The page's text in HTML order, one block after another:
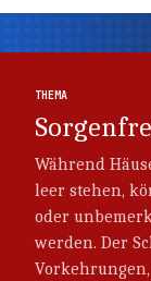
THEMA
Während
leer stehen,
oder
werden. Der